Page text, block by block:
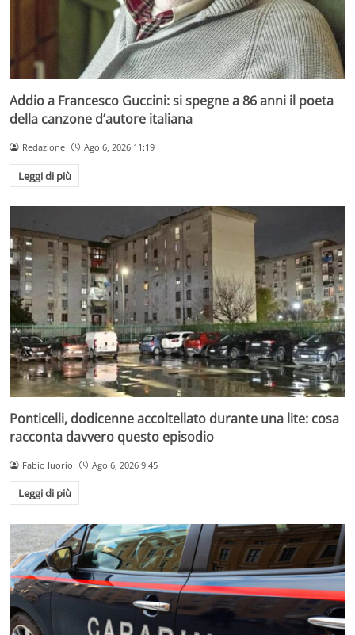
Addio a Francesco Guccini: si spegne a 86 anni il poeta
della canzone d’autore italiana
Redazione Ago 6, 2026 11:19
Leggi di più
Ponticelli, dodicenne accoltellato durante una lite: cosa
racconta davvero questo episodio
Fabio Iuorio Ago 6, 2026 9:45
Leggi di più